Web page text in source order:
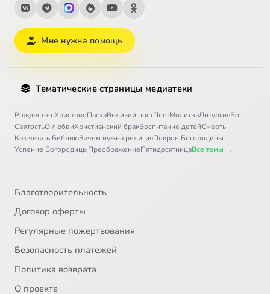
Мне нужна помощь
Тематические страницы медиатеки
Рождество ХристовоПасхаВеликий постПостМолитваЛитургияБог
СвятостьО любвиХристианский бракВоспитание детейСмерть
Как читать БиблиюЗачем нужна религияПокров Богородицы
Успение БогородицыПреображениеПятидесятницаВсе темы →
Благотворительность
Договор оферты
Регулярные пожертвования
Безопасность платежей
Политика возврата
О проекте